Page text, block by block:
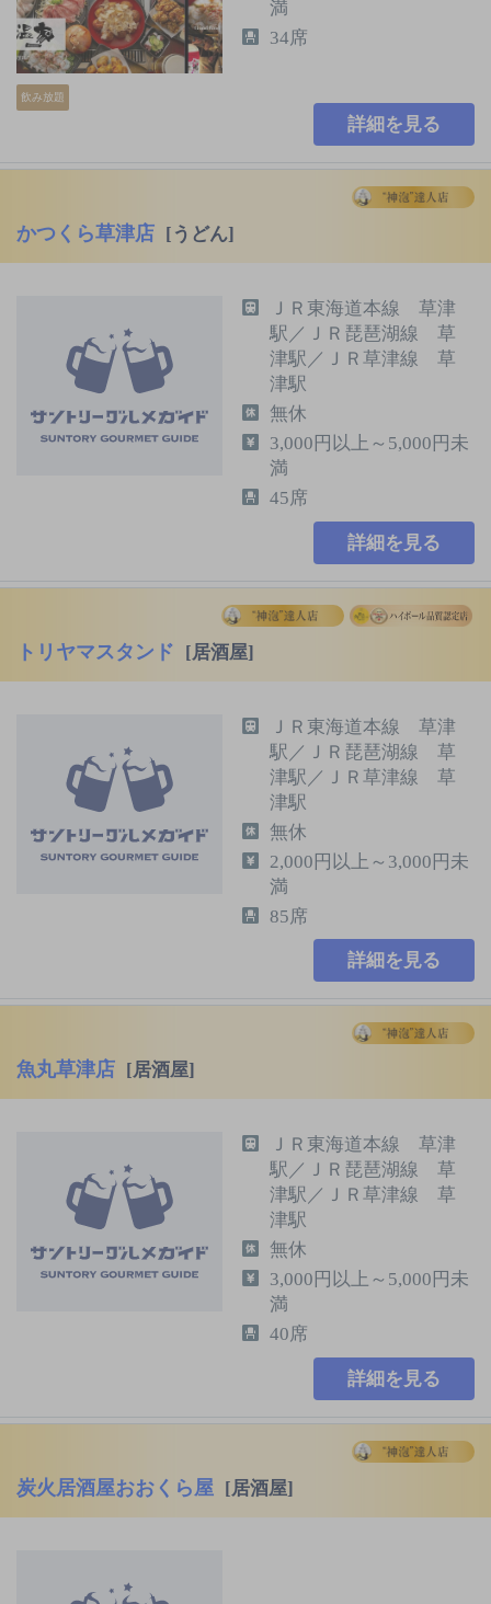
飲み放題
満
34席
詳細を見る
かつくら草津店 [うどん]
ＪＲ東海道本線 草津
駅／ＪＲ琵琶湖線 草
津駅／ＪＲ草津線 草
津駅
無休
3,000円以上～5,000円未
満
45席
詳細を見る
トリヤマスタンド [居酒屋]
ＪＲ東海道本線 草津
駅／ＪＲ琵琶湖線 草
津駅／ＪＲ草津線 草
津駅
無休
2,000円以上～3,000円未
満
85席
詳細を見る
魚丸草津店 [居酒屋]
ＪＲ東海道本線 草津
駅／ＪＲ琵琶湖線 草
津駅／ＪＲ草津線 草
津駅
無休
3,000円以上～5,000円未
満
40席
詳細を見る
炭火居酒屋おおくら屋 [居酒屋]